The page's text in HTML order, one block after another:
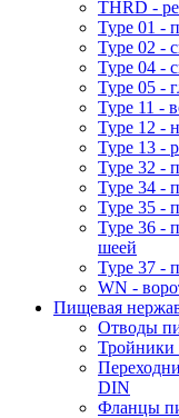
THRD -
Type 01 -
Type 02 -
Type 04 -
Type 05 -
Type 11 -
Type 12 -
Type 13 -
Type 32 -
Type 34 -
Type 35 -
Type 36 -
шеей
Type 37 -
WN -
Пищевая
Отводы
DIN
Фланцы